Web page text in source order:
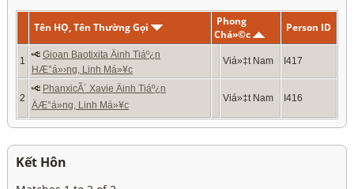
Tên HỌ, Tên Thường Gọi
Phong
Chá»©c
Person ID
1
Gioan Baotixita Äinh Tiáº¿n
HÆ°á»›ng, Linh Má»¥c
Viá»‡t Nam I417
2
PhanxicÃ´ Xavie Äinh Tiáº¿n
ÄÆ°á»ng, Linh Má»¥c
Viá»‡t Nam I416
Kết Hôn